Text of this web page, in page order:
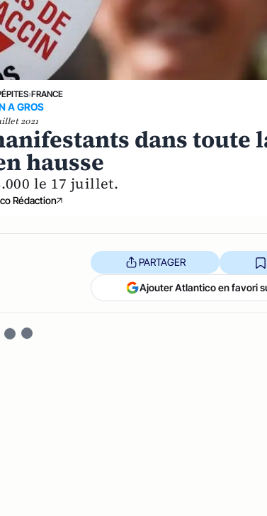
›FRANCE
A GROS
2021
dans toute
hausse
le 17 juillet.
Rédaction
PARTAGER
Ajouter Atlantico en favori